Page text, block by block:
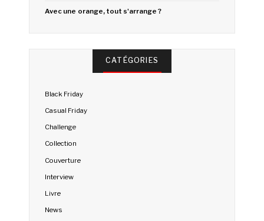
Avec une orange, tout s'arrange ?
CATÉGORIES
Black Friday
Casual Friday
Challenge
Collection
Couverture
Interview
Livre
News